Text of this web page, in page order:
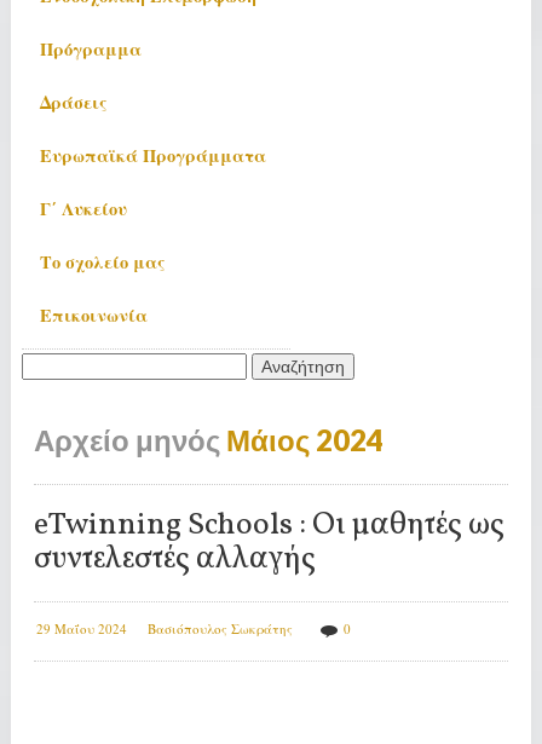
Πρόγραμμα
Δράσεις
Ευρωπαϊκά Προγράμματα
Γ΄ Λυκείου
Το σχολείο μας
Επικοινωνία
Αναζήτηση
Αρχείο μηνός Μάιος 2024
eTwinning Schools : Οι μαθητές ως
συντελεστές αλλαγής
29 Μαΐου 2024 Βασιόπουλος Σωκράτης 0